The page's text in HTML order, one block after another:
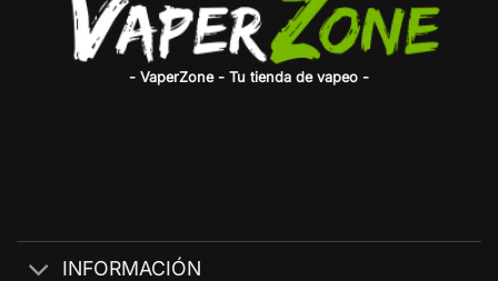
- VaperZone - Tu tienda de vapeo -
INFORMACIÓN